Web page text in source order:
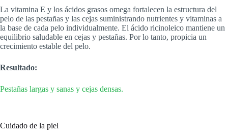
La vitamina E y los ácidos grasos omega fortalecen la estructura del
pelo de las pestañas y las cejas suministrando nutrientes y vitaminas a
la base de cada pelo individualmente. El ácido ricinoleico mantiene un
equilibrio saludable en cejas y pestañas. Por lo tanto, propicia un
crecimiento estable del pelo.
Resultado:
Pestañas largas y sanas y cejas densas.
Cuidado de la piel